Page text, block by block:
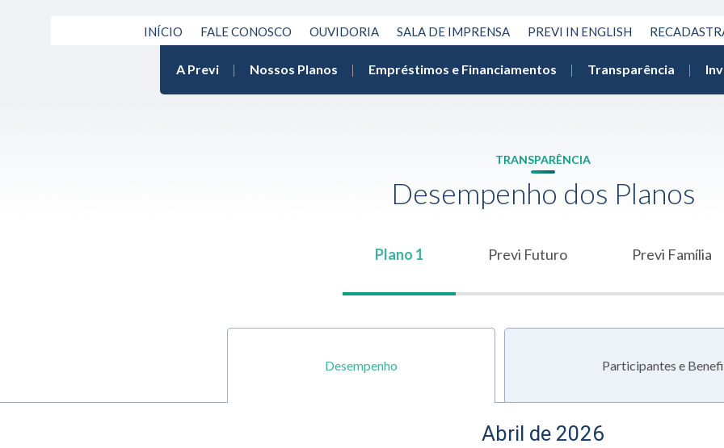
INÍCIO FALE CONOSCO OUVIDORIA SALA DE IMPRENSA PREVI IN ENGLISH
A Previ Nossos Planos Empréstimos e Financiamentos Transparência
TRANSPARÊNCIA
Desempenho dos Planos
Plano 1 Previ Futuro Previ Família
Desempenho Participantes e
Abril de 2026